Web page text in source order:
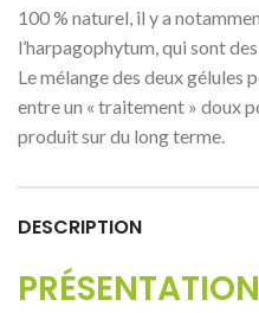
100 % naturel, il y a
l’harpagophytum, qui sont
Le mélange des deux gélules
entre un « traitement » doux
produit sur du long terme.
DESCRIPTION